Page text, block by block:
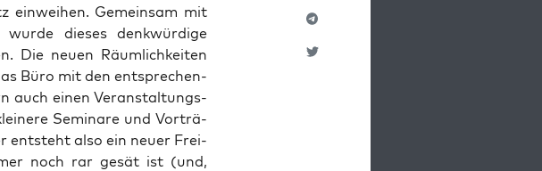
ein­wei­hen. Gemein­sam mit
die­ses denk­wür­di­ge
Die neu­en Räum­lich­kei­ten
Büro mit den ent­spre­chen­
auch einen Ver­an­stal­tungs­
Semi­na­re und Vor­trä­
ent­steht also ein neu­er Frei­
noch rar gesät ist (und,